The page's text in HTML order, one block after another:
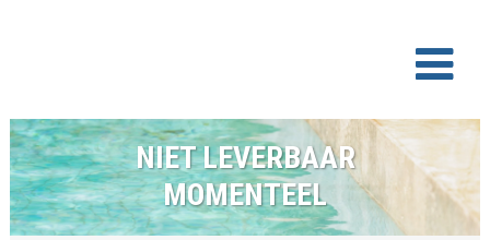
NIET LEVERBAAR
MOMENTEEL